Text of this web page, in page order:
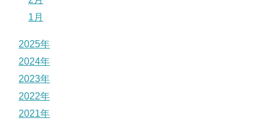
1月
2025年
2024年
2023年
2022年
2021年